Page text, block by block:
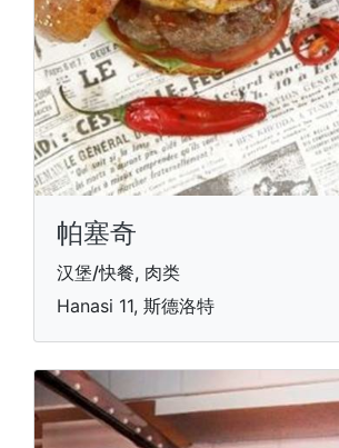
帕塞奇
汉堡/快餐, 肉类
Hanasi 11, 斯德洛特